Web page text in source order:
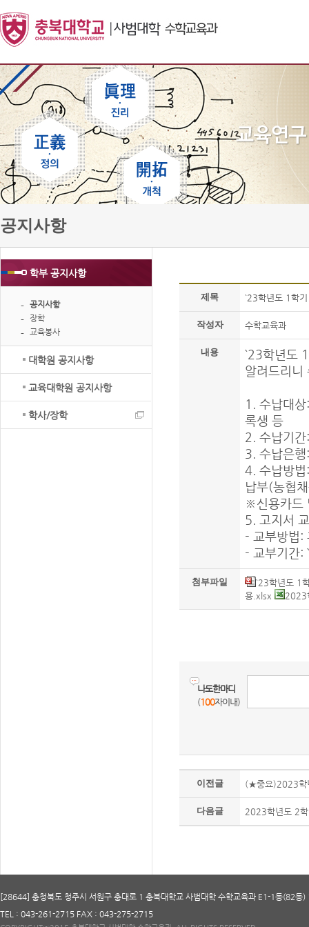
학부 공지사항
공지사항
장학
교육봉사
대학원 공지사항
교육대학원 공지사항
학사/장학
공지사항
제목 `23학년도 1학
작성자 수학교육과
내용
`23학년도
알려드리니
1. 수납대
록생 등
2. 수납기
3. 수납은
4. 수납방
납부(농협
※신용카드
5. 고지서
- 교부방법:
- 교부기간
첨부파일
`23학년도 1
용.xlsx
2023
나도한마디
(100자이내)
이전글 (★중요)2023학
다음글 2023학년도 2학
[28644] 충청북도 청주시 서원구 충대로 1 충북대학교 사범대학 수학교육과 E1-1동(82동)
TEL : 043-261-2715 FAX : 043-275-2715